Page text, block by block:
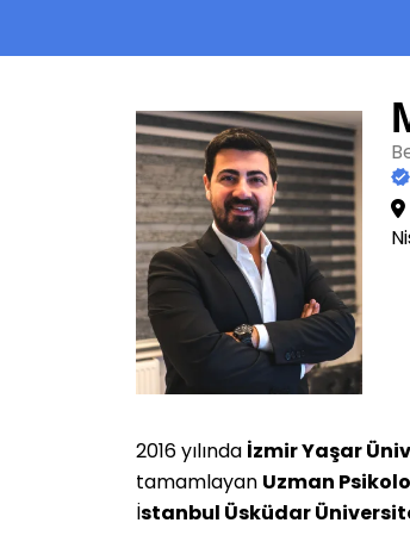
2016 yılında İzmir Yaşar
tamamlayan Uzman
stanbul Üsküdar